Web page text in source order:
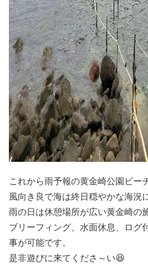
これから雨予報の黄金崎公園ビーチ
風向き良で海は終日穏やかな海況
雨の日は休憩場所が広い黄金崎の
ブリーフィング、水面休息、ログ
事が可能です。
是非遊びに来てくださ～い😆